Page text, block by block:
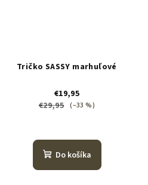
Tričko SASSY marhuľové
€19,95
€29,95 (–33 %)
Do košíka